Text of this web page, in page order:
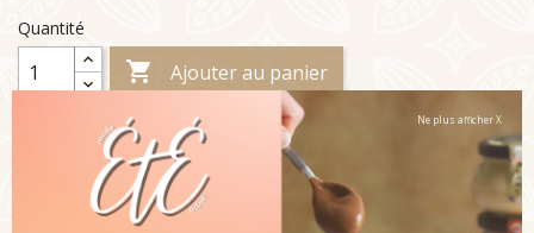
Quantité
 Ajouter au panier
Rupture de stock
Livraison :
Ne plus afficher X